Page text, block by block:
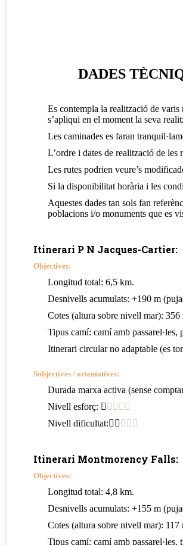
DADES
Es contempla la realització de
s’apliqui en el moment la seva
Les caminades es faran
L’ordre i dates de realització de
Les rutes podrien veure’s
Si la disponibilitat horària i les
Aquestes dades tan sols fan
poblacions i/o monuments que es
Itinerari P N Jacques-Cartier:
Objectives:
Longitud total: 6,5 km.
Desnivells acumulats: +190 m
Cotes (altura sobre nivell mar):
Tipus camí: camí amb
Itinerari circular no adaptable (es
Subjectives / orientatives:
Durada marxa activa (sense
Nivell esforç:
Nivell dificultat:
Itinerari Montmorency Falls:
Objectives:
Longitud total: 4,8 km.
Desnivells acumulats: +155 m
Cotes (altura sobre nivell mar):
Tipus camí: camí amb